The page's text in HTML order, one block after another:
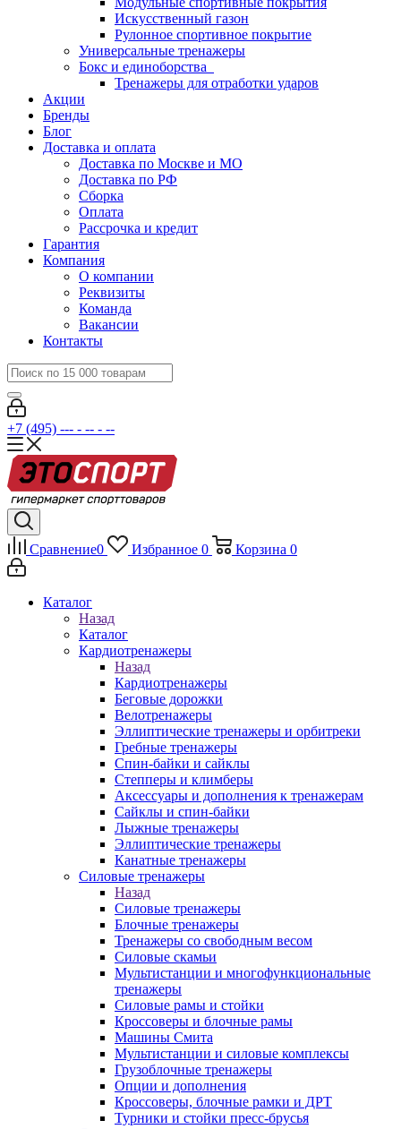
Искусственный газон
Рулонное спортивное покрытие
Универсальные тренажеры
Бокс и единоборства
Тренажеры для отработки ударов
Акции
Бренды
Блог
Доставка и оплата
Доставка по Москве и МО
Доставка по РФ
Сборка
Оплата
Рассрочка и кредит
Гарантия
Компания
О компании
Реквизиты
Команда
Вакансии
Контакты
+7 (495) --- - -- - --
Сравнение0 Избранное 0 Корзина 0
Каталог
Назад
Каталог
Кардиотренажеры
Назад
Кардиотренажеры
Беговые дорожки
Велотренажеры
Эллиптические тренажеры и орбитреки
Гребные тренажеры
Спин-байки и сайклы
Степперы и климберы
Аксессуары и дополнения к тренажерам
Сайклы и спин-байки
Лыжные тренажеры
Эллиптические тренажеры
Канатные тренажеры
Силовые тренажеры
Назад
Силовые тренажеры
Блочные тренажеры
Тренажеры со свободным весом
Силовые скамьи
Мультистанции и многофункциональные
тренажеры
Силовые рамы и стойки
Кроссоверы и блочные рамы
Машины Смита
Мультистанции и силовые комплексы
Грузоблочные тренажеры
Опции и дополнения
Кроссоверы, блочные рамки и ДРТ
Турники и стойки пресс-брусья